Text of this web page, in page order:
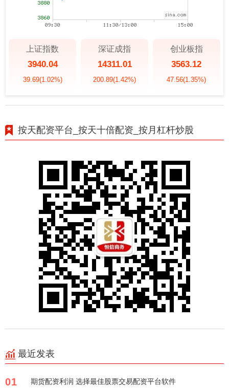
上证指数
3940.04
39.69(1.02%)
深证成指
14311.01
200.89(1.42%)
创业板指
3563.12
47.56(1.35%)
按天配资平台_按天十倍配资_按月杠杆炒股
最近发表
01 期货配资利润 选择最佳股票交易配资平台软件